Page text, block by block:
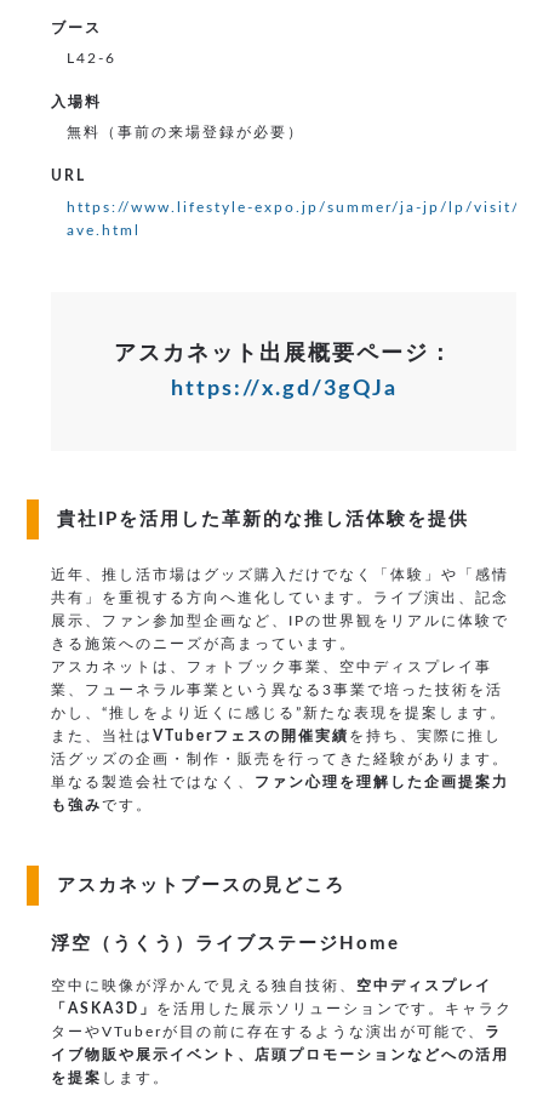
ブース
L42-6
入場料
無料（事前の来場登録が必要）
URL
https://www.lifestyle-expo.jp/summer/ja-jp/lp/visit/f
ave.html
アスカネット出展概要ページ：
https://x.gd/3gQJa
貴社IPを活用した革新的な推し活体験を提供
近年、推し活市場はグッズ購入だけでなく「体験」や「感情
共有」を重視する方向へ進化しています。ライブ演出、記念
展示、ファン参加型企画など、IPの世界観をリアルに体験で
きる施策へのニーズが高まっています。
アスカネットは、フォトブック事業、空中ディスプレイ事
業、フューネラル事業という異なる3事業で培った技術を活
かし、“推しをより近くに感じる”新たな表現を提案します。
また、当社はVTuberフェスの開催実績 を持ち、実際に推し
活グッズの企画・制作・販売を行ってきた経験があります。
単なる製造会社ではなく、 ファン心理を理解した企画提案力
も強みです。
アスカネットブースの見どころ
浮空（うくう）ライブステージHome
空中に映像が浮かんで見える独自技術、 空中ディスプレイ
「ASKA3D」 を活用した展示ソリューションです。キャラク
ターやVTuberが目の前に存在するような演出が可能で、 ラ
イブ物販や展示イベント、店頭プロモーションなどへの活用
を提案 します。